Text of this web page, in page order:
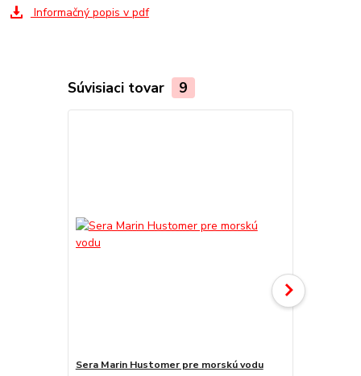
Informačný popis v pdf
Súvisiaci tovar 9
Sera Marin Hustomer pre morskú vodu